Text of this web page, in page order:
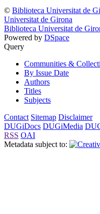
© Biblioteca Universitat de
Universitat de Girona
Biblioteca Universitat de
Powered by DSpace
Query
Communities &
By Issue Date
Authors
Titles
Subjects
Contact Sitemap Disclaimer
DUGiDocs DUGiMedia
RSS OAI
Metadata subject to: